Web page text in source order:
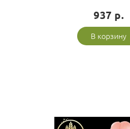
937 р.
В корзину